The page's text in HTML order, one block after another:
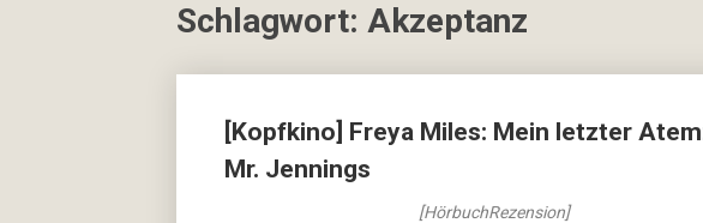
Schlagwort: Akzeptanz
[Kopfkino] Freya Miles: Mein letzter
Mr. Jennings
[HörbuchRezension]
navigation